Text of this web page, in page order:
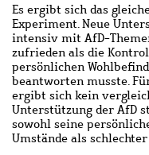
Es ergibt sich das
Experiment. Neue
intensiv mit AfD-
zufrieden als die
persönlichen
beantworten musste.
ergibt sich kein
Unterstützung der AfD
sowohl seine
Umstände als